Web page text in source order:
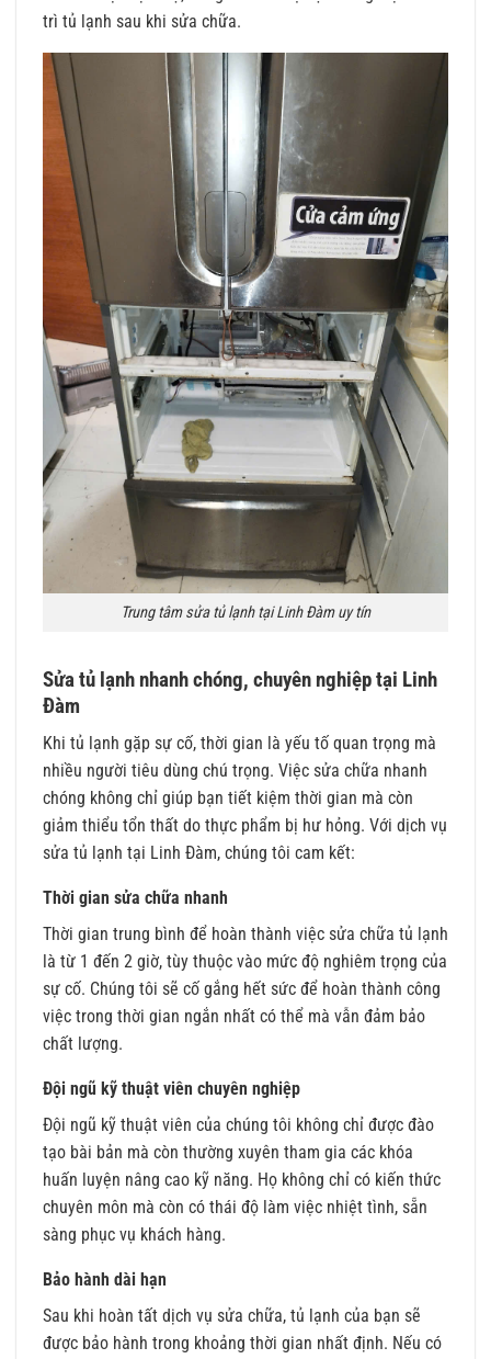
trì tủ lạnh sau khi sửa chữa.
Trung tâm sửa tủ lạnh tại Linh Đàm uy tín
Sửa tủ lạnh nhanh chóng, chuyên nghiệp tại Linh
Đàm
Khi tủ lạnh gặp sự cố, thời gian là yếu tố quan trọng mà
nhiều người tiêu dùng chú trọng. Việc sửa chữa nhanh
chóng không chỉ giúp bạn tiết kiệm thời gian mà còn
giảm thiểu tổn thất do thực phẩm bị hư hỏng. Với dịch vụ
sửa tủ lạnh tại Linh Đàm, chúng tôi cam kết:
Thời gian sửa chữa nhanh
Thời gian trung bình để hoàn thành việc sửa chữa tủ lạnh
là từ 1 đến 2 giờ, tùy thuộc vào mức độ nghiêm trọng của
sự cố. Chúng tôi sẽ cố gắng hết sức để hoàn thành công
việc trong thời gian ngắn nhất có thể mà vẫn đảm bảo
chất lượng.
Đội ngũ kỹ thuật viên chuyên nghiệp
Đội ngũ kỹ thuật viên của chúng tôi không chỉ được đào
tạo bài bản mà còn thường xuyên tham gia các khóa
huấn luyện nâng cao kỹ năng. Họ không chỉ có kiến thức
chuyên môn mà còn có thái độ làm việc nhiệt tình, sẵn
sàng phục vụ khách hàng.
Bảo hành dài hạn
Sau khi hoàn tất dịch vụ sửa chữa, tủ lạnh của bạn sẽ
được bảo hành trong khoảng thời gian nhất định. Nếu có